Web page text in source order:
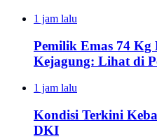
1 jam lalu
Pemilik Emas 74 Kg
Kejagung: Lihat di
1 jam lalu
Kondisi Terkini
DKI